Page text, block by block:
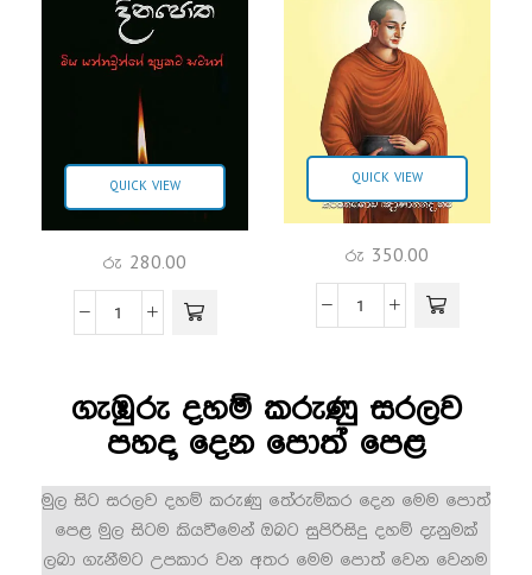
QUICK VIEW
රු 280.00
QUICK VIEW
රු 350.00
ගැඹුරු දහම් කරුණු සරලව
පහදා දෙන පොත් පෙළ
මුල සිට සරලව දහම් කරුණු තේරුම්කර දෙන මෙම පොත්
පෙළ මුල සිටම කියවීමෙන් ඔබට සුපිරිසිදු දහම් දැනුමක්
ලබා ගැනීමට උපකාර වන අතර මෙම පොත් වෙන වෙනම